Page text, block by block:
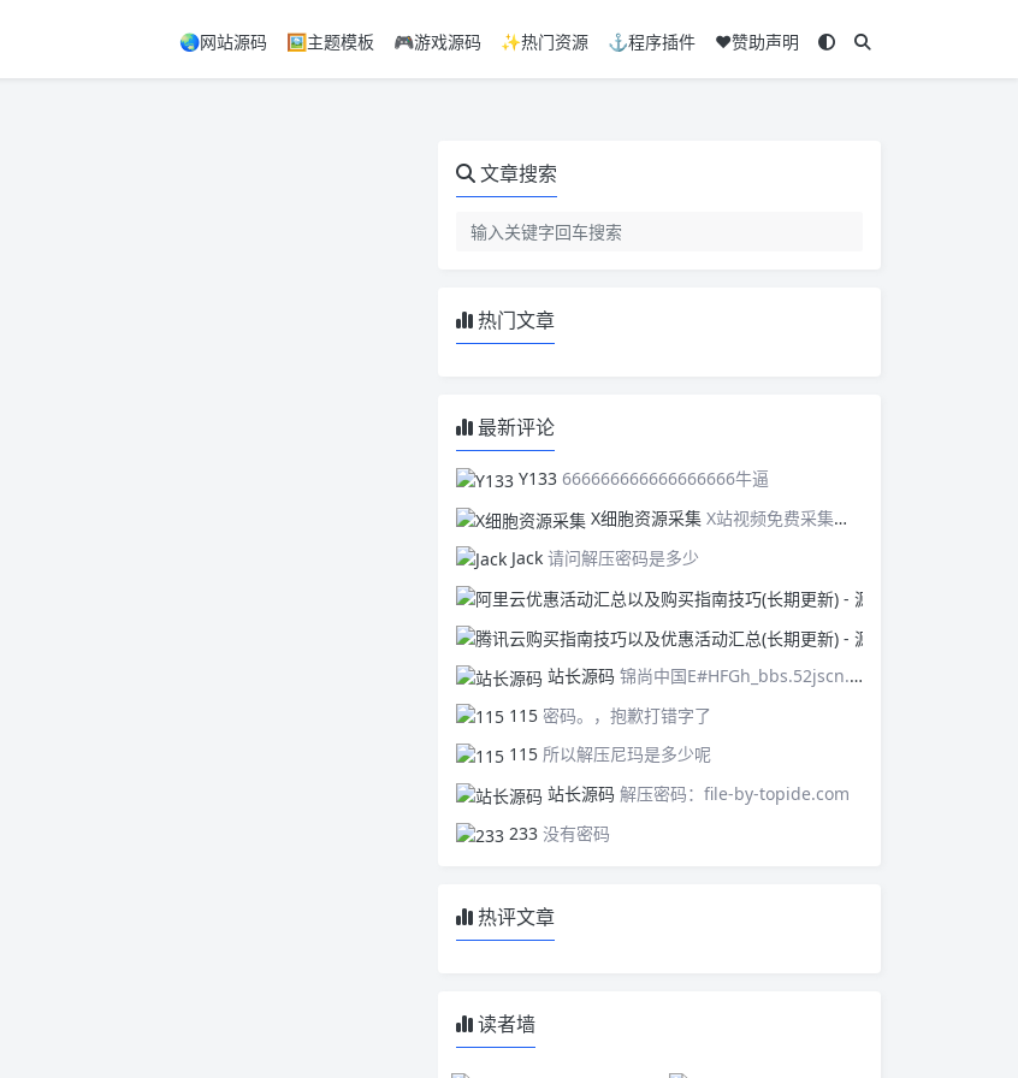
🌏网站源码 🖼️主题模板 🎮游戏源码 ✨热门资源 ⚓程序插件 ❤️赞助声明
文章搜索
热门文章
最新评论
Y133 666666666666666666牛逼
X细胞资源采集 X站视频免费采集，可以适配此CMS，含免费模板。有需要的站长可以看看xxibaozyw.com
Jack 请问解压密码是多少
站长源码 锦尚中国E#HFGh_bbs.52jscn.comEYzhibo8
115 密码。，抱歉打错字了
115 所以解压尼玛是多少呢
站长源码 解压密码：file-by-topide.com
233 没有密码
热评文章
读者墙